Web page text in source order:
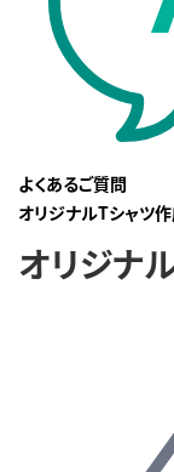
よくあるご質問
オリジナルTシャツ
オリジナ